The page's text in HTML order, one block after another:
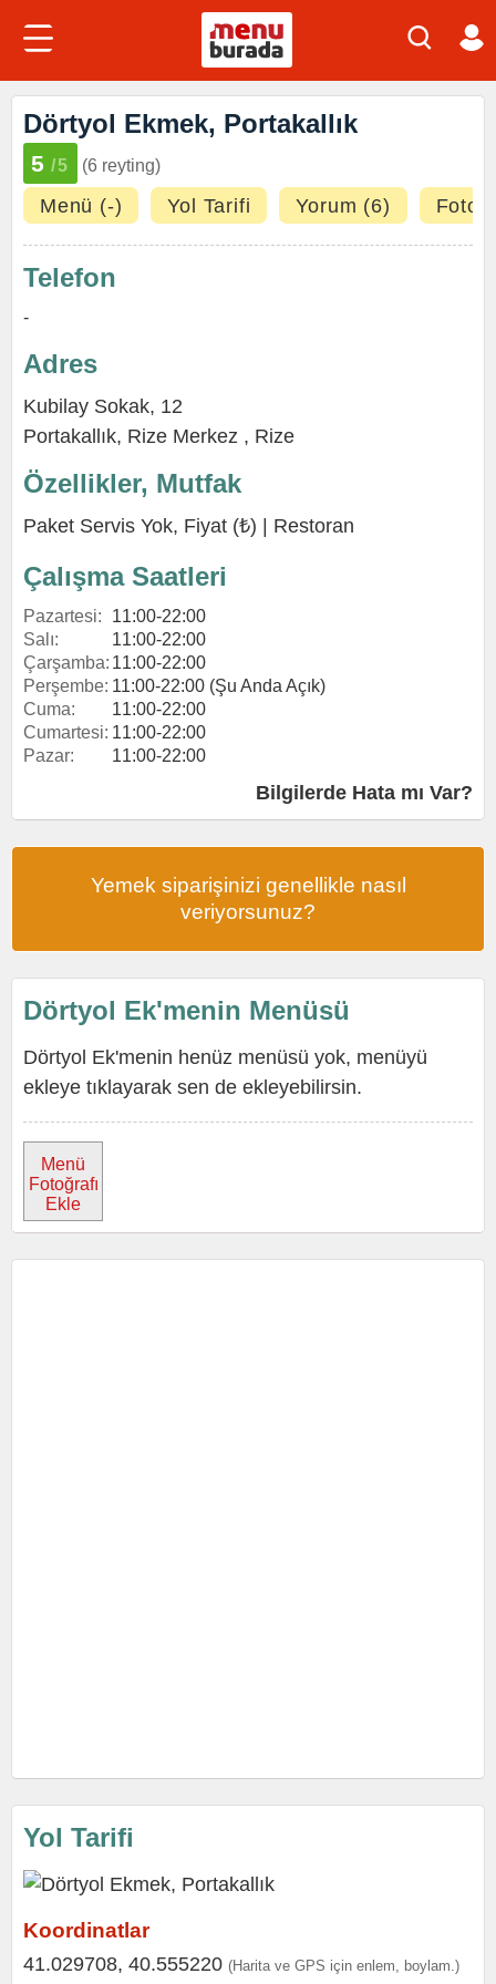
Dörtyol Ekmek, Portakallık
5 /5 (6 reyting)
Menü (-) Yol Tarifi Yorum (6)
Telefon
-
Adres
Kubilay Sokak, 12
Portakallık, Rize Merkez , Rize
Özellikler, Mutfak
Paket Servis Yok, Fiyat (₺) | Restoran
Çalışma Saatleri
Pazartesi:
11:00-22:00
Salı:
11:00-22:00
Çarşamba: 11:00-22:00
Perşembe: 11:00-22:00 (Şu Anda Açık)
Cuma:
11:00-22:00
Cumartesi: 11:00-22:00
Pazar:
11:00-22:00
Bilgilerde Hata mı Var?
Yemek siparişinizi genellikle nasıl
veriyorsunuz?
Dörtyol Ek'menin Menüsü
Dörtyol Ek'menin henüz menüsü yok, menüyü
ekleye tıklayarak sen de ekleyebilirsin.
Menü
Fotoğrafı
Ekle
Yol Tarifi
Koordinatlar
41.029708, 40.555220 (Harita ve GPS için enlem, boylam.)